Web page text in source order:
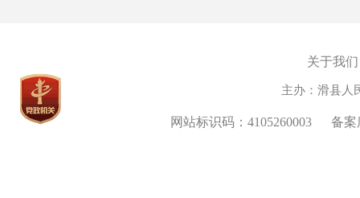
关于我们
主办：滑县人
网站标识码：4105260003 备案